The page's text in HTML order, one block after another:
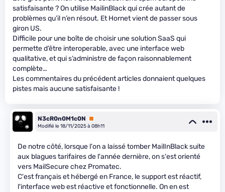
satisfaisante ? On utilise MailinBlack qui crée autant de
problèmes qu’il n’en résout. Et Hornet vient de passer sous
giron US.
Difficile pour une boîte de choisir une solution SaaS qui
permette d’être interoperable, avec une interface web
qualitative, et qui s’administre de façon raisonnablement
complète…
Les commentaires du précédent articles donnaient quelques
pistes mais aucune satisfaisante !
N3cR0n0M1c0N
Premium
Modifié le 18/11/2025 à 08h11
De notre côté, lorsque l'on a laissé tomber MailInBlack suite
aux blagues tarifaires de l'année dernière, on s'est orienté
vers MailSecure chez Promatec.
C'est français et hébergé en France, le support est réactif,
l'interface web est réactive et fonctionnelle. On en est